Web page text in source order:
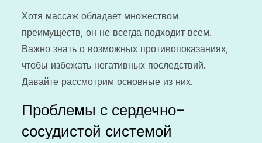
Хотя массаж обладает множеством
преимуществ, он не всегда подходит всем.
Важно знать о возможных противопоказаниях,
чтобы избежать негативных последствий.
Давайте рассмотрим основные из них.
Проблемы с сердечно-
сосудистой системой